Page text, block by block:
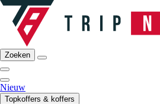
Zoeken
Nieuw
Topkoffers & koffers